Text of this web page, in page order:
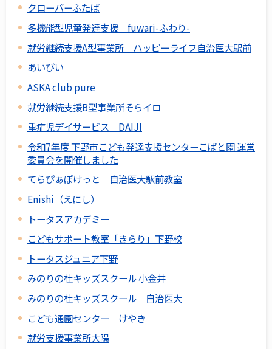
クローバーふたば
多機能型児童発達支援 fuwari-ふわり-
就労継続支援A型事業所 ハッピーライフ自治医大駅前
あいびい
ASKA club pure
就労継続支援B型事業所そらイロ
重症児デイサービス DAIJI
令和7年度 下野市こども発達支援センターこばと園 運営
委員会を開催しました
てらぴぁぽけっと 自治医大駅前教室
Enishi（えにし）
トータスアカデミー
こどもサポート教室「きらり」下野校
トータスジュニア下野
みのりの杜キッズスクール 小金井
みのりの杜キッズスクール 自治医大
こども通園センター けやき
就労支援事業所大陽